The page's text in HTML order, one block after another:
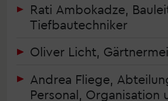
Rati Ambokadze,
Tiefbautechniker
Oliver Licht,
Andrea Fliege,
Personal, Organisation